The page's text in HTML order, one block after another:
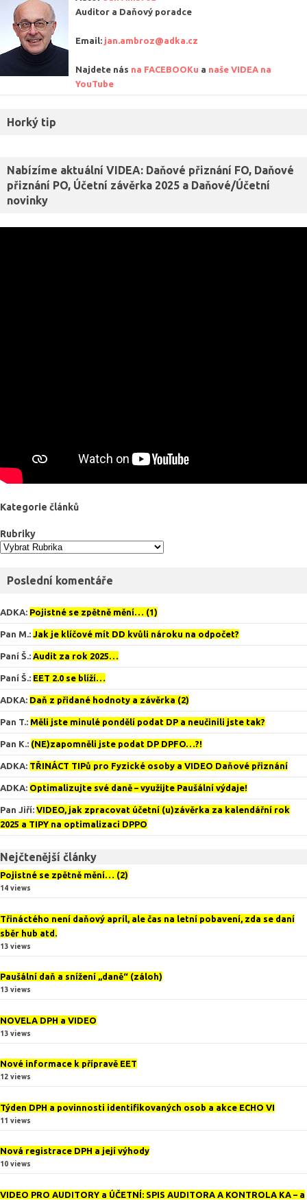
Auditor a Daňový poradce
Email: jan.ambroz@adka.cz
Najdete nás na FACEBOOKu a naše VIDEA na
YouTube
Horký tip
Nabízíme aktuální VIDEA: Daňové přiznání FO, Daňové
přiznání PO, Účetní závěrka 2025 a Daňové/Účetní
novinky
Kategorie článků
Rubriky
Poslední komentáře
ADKA: Pojistné se zpětně mění… (1)
Pan M.: Jak je klíčové mít DD kvůli nároku na odpočet?
Paní Š.: Audit za rok 2025…
Paní Š.: EET 2.0 se blíží…
ADKA: Daň z přidané hodnoty a závěrka (2)
Pan T.: Měli jste minulé pondělí podat DP a neučinili jste tak?
Pan K.: (NE)zapomněli jste podat DP DPFO…?!
ADKA: TŘINÁCT TIPů pro Fyzické osoby a VIDEO Daňové přiznání
ADKA: Optimalizujte své daně – využijte Paušální výdaje!
Pan Jiří: VIDEO, jak zpracovat účetní (u)závěrka za kalendářní rok
2025 a TIPY na optimalizaci DPPO
Nejčtenější články
Pojistné se zpětně mění… (2)
14 views
Třináctého není daňový apríl, ale čas na letní pobavení, zda se daní
sběr hub atd.
13 views
Paušální daň a snížení „daně“ (záloh)
13 views
NOVELA DPH a VIDEO
13 views
Nové informace k přípravě EET
12 views
Týden DPH a povinnosti identifikovaných osob a akce ECHO VI
11 views
Nová registrace DPH a její výhody
10 views
VIDEO PRO AUDITORY a ÚČETNÍ: SPIS AUDITORA A KONTROLA KA – a